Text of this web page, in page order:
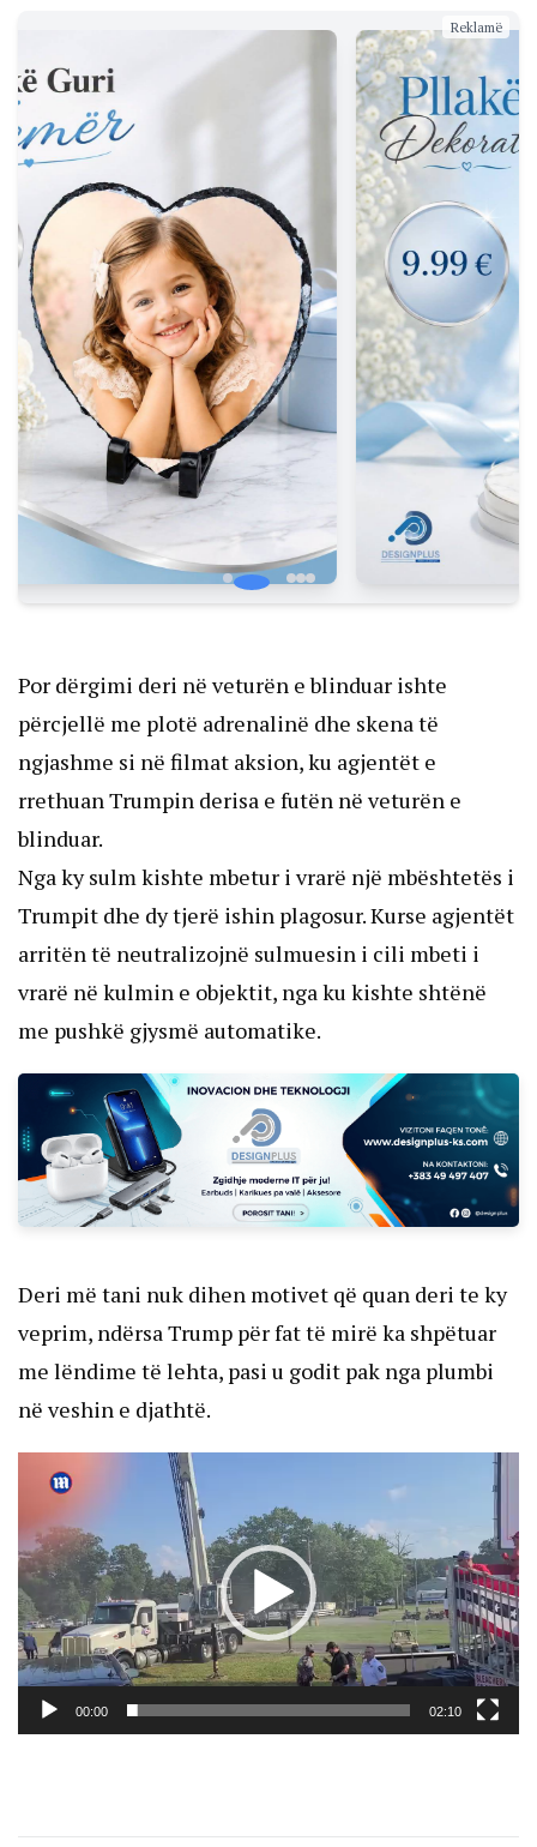
Reklamë
Por dërgimi deri në veturën e blinduar ishte
përcjellë me plotë adrenalinë dhe skena të
ngjashme si në filmat aksion, ku agjentët e
rrethuan Trumpin derisa e futën në veturën e
blinduar.
Nga ky sulm kishte mbetur i vrarë një mbështetës i
Trumpit dhe dy tjerë ishin plagosur. Kurse agjentët
arritën të neutralizojnë sulmuesin i cili mbeti i
vrarë në kulmin e objektit, nga ku kishte shtënë
me pushkë gjysmë automatike.
Deri më tani nuk dihen motivet që quan deri te ky
veprim, ndërsa Trump për fat të mirë ka shpëtuar
me lëndime të lehta, pasi u godit pak nga plumbi
në veshin e djathtë.
00:00 02:10